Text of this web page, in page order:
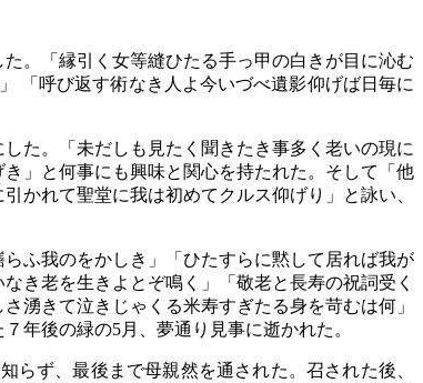
。「縁引く女等縫ひたる手っ甲の白きが目に沁む
「呼び返す術なき人よ今いづべ遺影仰げば日毎に
た。「未だしも見たく聞きたき事多く老いの現に
」と何事にも興味と関心を持たれた。そして「他
かれて聖堂に我は初めてクルス仰げり」と詠い、
ふ我のをかしき」「ひたすらに黙して居れば我が
き老を生きよとぞ鳴く」「敬老と長寿の祝詞受く
湧きて泣きじゃくる米寿すぎたる身を苛むは何」
７年後の緑の5月、夢通り見事に逝かれた。
ず、最後まで母親然を通された。召された後、